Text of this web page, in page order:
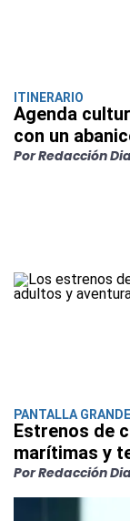
ITINERARIO
Agenda
con un
Por Redacción
PANTALLA GRANDE
Estrenos de
marítimas y
Por Redacción